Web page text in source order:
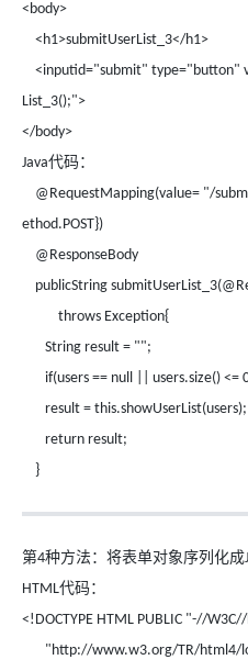
<body>
<h1>submitUserList_3</h1>
<inputid="submit" type="button"
List_3();">
</body>
Java代码：
@RequestMapping(value= "/
ethod.POST})
@ResponseBody
publicString
throws Exception{
String result = "";
if(users == null || users.size() <=
result = this.showUserList(users);
return result;
}
第4种方法：将表单对象序列化成
HTML代码：
<!DOCTYPE HTML PUBLIC "-//
"http://www.w3.org/TR/html4/